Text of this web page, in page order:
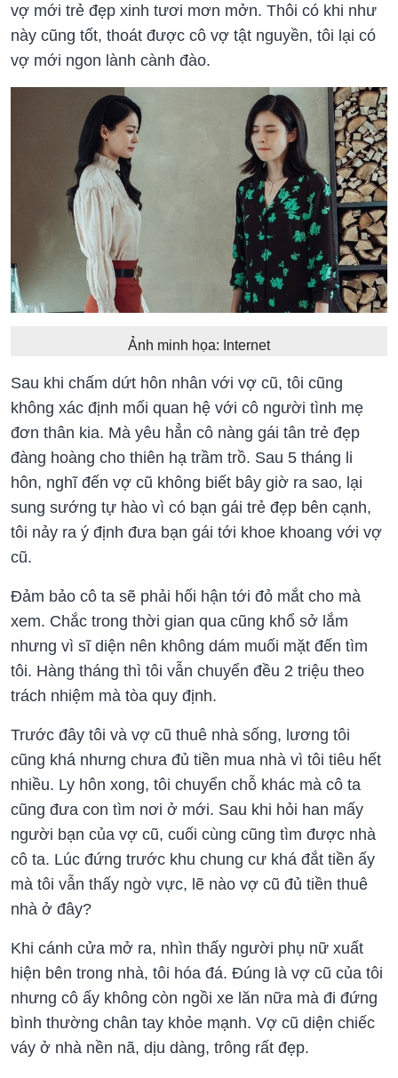
vợ mới trẻ đẹp xinh tươi mơn mởn. Thôi có khi như
này cũng tốt, thoát được cô vợ tật nguyền, tôi lại có
vợ mới ngon lành cành đào.
Ảnh minh họa: Internet
Sau khi chấm dứt hôn nhân với vợ cũ, tôi cũng
không xác định mối quan hệ với cô người tình mẹ
đơn thân kia. Mà yêu hẳn cô nàng gái tân trẻ đẹp
đàng hoàng cho thiên hạ trầm trồ. Sau 5 tháng li
hôn, nghĩ đến vợ cũ không biết bây giờ ra sao, lại
sung sướng tự hào vì có bạn gái trẻ đẹp bên cạnh,
tôi nảy ra ý định đưa bạn gái tới khoe khoang với vợ
cũ.
Đảm bảo cô ta sẽ phải hối hận tới đỏ mắt cho mà
xem. Chắc trong thời gian qua cũng khổ sở lắm
nhưng vì sĩ diện nên không dám muối mặt đến tìm
tôi. Hàng tháng thì tôi vẫn chuyển đều 2 triệu theo
trách nhiệm mà tòa quy định.
Trước đây tôi và vợ cũ thuê nhà sống, lương tôi
cũng khá nhưng chưa đủ tiền mua nhà vì tôi tiêu hết
nhiều. Ly hôn xong, tôi chuyển chỗ khác mà cô ta
cũng đưa con tìm nơi ở mới. Sau khi hỏi han mấy
người bạn của vợ cũ, cuối cùng cũng tìm được nhà
cô ta. Lúc đứng trước khu chung cư khá đắt tiền ấy
mà tôi vẫn thấy ngờ vực, lẽ nào vợ cũ đủ tiền thuê
nhà ở đây?
Khi cánh cửa mở ra, nhìn thấy người phụ nữ xuất
hiện bên trong nhà, tôi hóa đá. Đúng là vợ cũ của tôi
nhưng cô ấy không còn ngồi xe lăn nữa mà đi đứng
bình thường chân tay khỏe mạnh. Vợ cũ diện chiếc
váy ở nhà nền nã, dịu dàng, trông rất đẹp.